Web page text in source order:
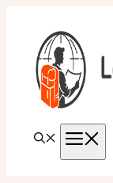
contenu